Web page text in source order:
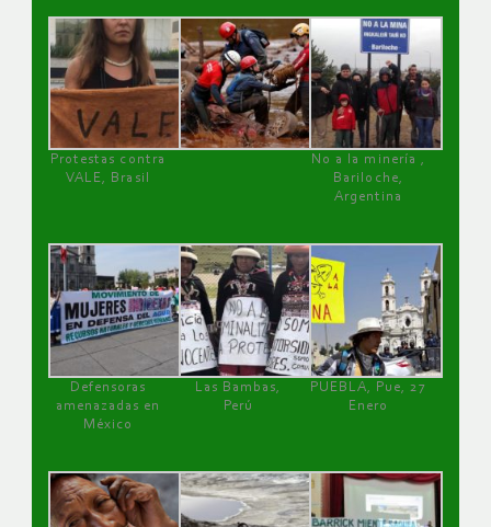
Protestas contra
VALE, Brasil
No a la minería ,
Bariloche,
Argentina
Defensoras
amenazadas en
México
Las Bambas,
Perú
PUEBLA, Pue, 27
Enero